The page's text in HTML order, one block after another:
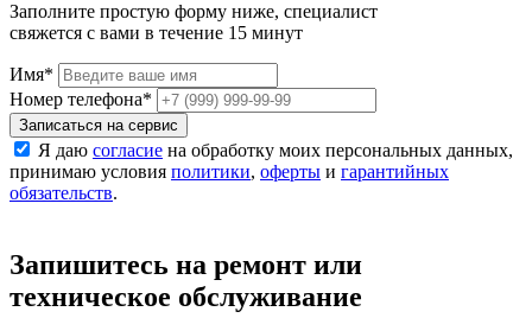
Заполните простую форму ниже, специалист
свяжется с вами в течение 15 минут
Имя*
Номер телефона*
Записаться на сервис
Я даю согласие на обработку моих персональных данных,
принимаю условия политики, оферты и гарантийных
обязательств.
Запишитесь на ремонт или
техническое обслуживание